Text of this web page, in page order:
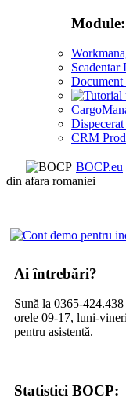
Module:
Scadentar
Document
CRM
BOCP.eu
din afara romaniei
Ai întrebări?
Sună la 0365-
orele 09-17, luni-
pentru asistentă.
Statistici BOCP: